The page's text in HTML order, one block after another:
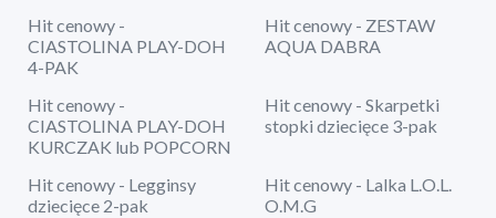
Hit cenowy -
CIASTOLINA PLAY-DOH
4-PAK
Hit cenowy - ZESTAW
AQUA DABRA
Hit cenowy -
CIASTOLINA PLAY-DOH
KURCZAK lub POPCORN
Hit cenowy - Skarpetki
stopki dziecięce 3-pak
Hit cenowy - Legginsy
dziecięce 2-pak
Hit cenowy - Lalka L.O.L.
O.M.G